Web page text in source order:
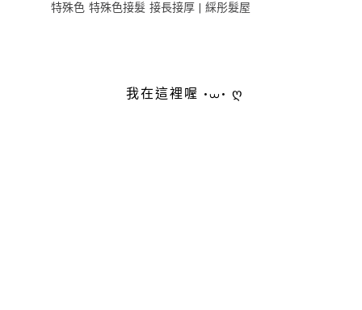
特殊色 特殊色接髮 接長接厚 | 綵彤髮屋
我在這裡喔 •⩊• ღ